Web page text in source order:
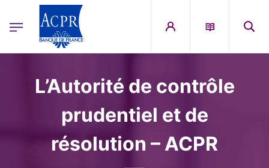
ACPR Menu Principal (French)
Image
L’Autorité de contrôle
prudentiel et de
résolution – ACPR